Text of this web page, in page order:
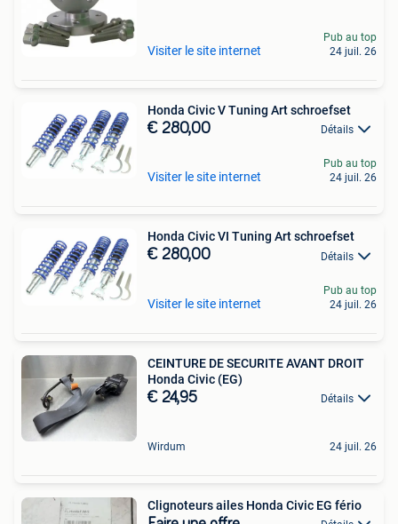
Visiter le site internet
Pub au top
24 juil. 26
Honda Civic V Tuning Art schroefset
€ 280,00 Détails
Visiter le site internet
Pub au top
24 juil. 26
Honda Civic VI Tuning Art schroefset
€ 280,00 Détails
Visiter le site internet
Pub au top
24 juil. 26
CEINTURE DE SECURITE AVANT DROIT
Honda Civic (EG)
€ 24,95 Détails
Wirdum 24 juil. 26
Clignoteurs ailes Honda Civic EG fério